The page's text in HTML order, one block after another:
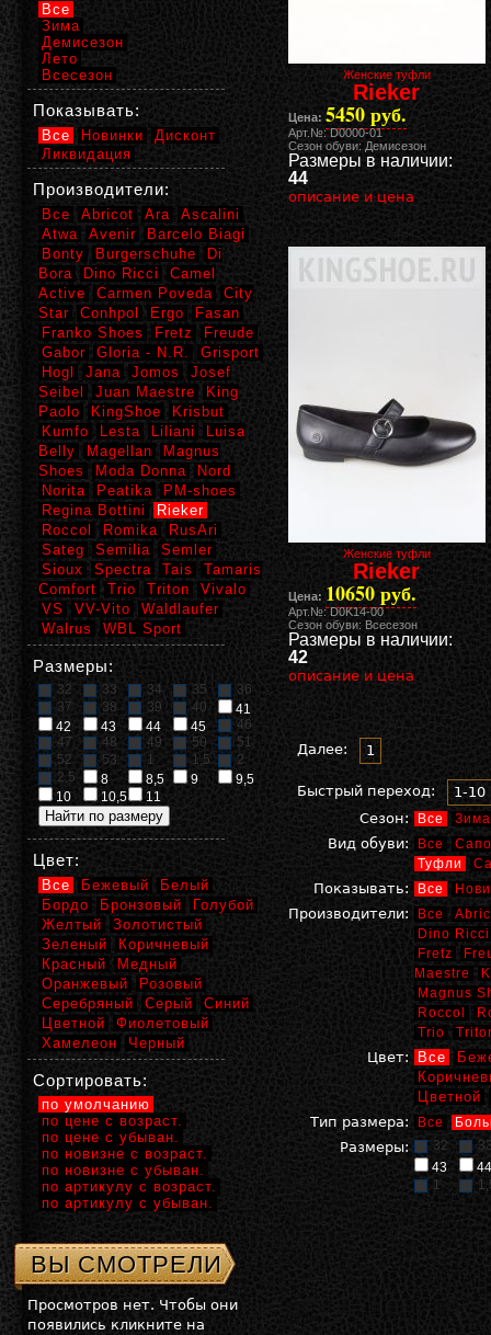
Женские туфли
Rieker
Цена: 5450 руб.
Арт.№: D0000-01
Сезон обуви: Демисезон
Размеры в наличии:
44
описание и цена
Женские туфли
Rieker
Цена: 10650 руб.
Арт.№: D0K14-00
Сезон обуви: Всесезон
Размеры в наличии:
42
описание и цена
Далее: 1
Быстрый переход:
1-10
Сезон:
Все Зима
Вид обуви: Все
Туфли
Показывать: Все
Производители: Все
Dino Ricci
Fretz
Maestre
Magnus
Roccol
Trio
Цвет: Все
Цветной
Тип размера:
Все
Размеры: 32
43
44
1
Все
Зима
Демисезон
Лето
Всесезон
Показывать:
Все Новинки
Дисконт
Ликвидация
Производители:
Все Abricot Ara
Ascalini
Atwa
Avenir
Barcelo Biagi
Bonty
Burgerschuhe
Di
Bora
Dino Ricci
Camel
Active
Carmen Poveda
City
Star
Conhpol Ergo
Fasan
Franko Shoes
Fretz
Freude
Gabor
Gloria - N.R.
Grisport
Hogl
Jana Jomos
Josef
Seibel
Juan Maestre
King
Paolo
KingShoe
Krisbut
Kumfo
Lesta Liliani
Luisa
Belly
Magellan
Magnus
Shoes
Moda Donna
Nord
Norita
Peatika
PM-shoes
Regina Bottini
Rieker
Roccol
Romika
RusAri
Sateg
Semilia
Semler
Sioux
Spectra Tais
Tamaris
Comfort
Trio Triton
Vivalo
VS
VV-Vito
Waldlaufer
Walrus
WBL Sport
Размеры:
32 33 34 35
36
37
38 39 40
41
42
43 44 45
46
47
48 49 50
51
52
53 1 1,5
2
2,5
8 8,5 9
9,5
10
10,5 11
Цвет:
Все Бежевый
Белый
Бордо
Бронзовый
Голубой
Желтый
Золотистый
Зеленый
Коричневый
Красный
Медный
Оранжевый
Розовый
Серебряный
Серый
Синий
Цветной
Фиолетовый
Хамелеон
Черный
Сортировать:
по умолчанию
по цене с возраст.
по цене с убыван.
по новизне с возраст.
по новизне с убыван.
по артикулу с возраст.
по артикулу с убыван.
ВЫ СМОТРЕЛИ
Просмотров нет. Чтобы они
появились кликните на